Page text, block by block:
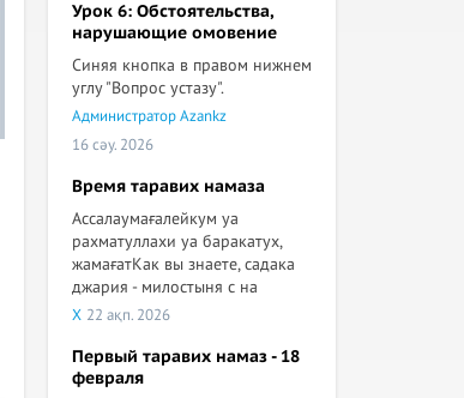
Урок 6: Обстоятельства,
нарушающие омовение
Синяя кнопка в правом нижнем
углу "Вопрос устазу".
Администратор Azankz
16 сәу. 2026
Время таравих намаза
Ассалаумағалейкум уа
рахматуллахи уа баракатух,
жамағатКак вы знаете, садака
джария - милостыня с на
X 22 ақп. 2026
Первый таравих намаз - 18
февраля